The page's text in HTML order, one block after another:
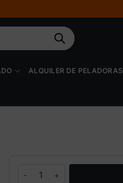
ALQUILER DE PELADORAS